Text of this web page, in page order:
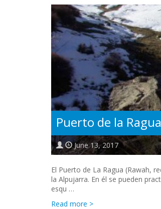
Puerto de la Ragua
June 13, 2017
El Puerto de La Ragua (Rawah,
la Alpujarra. En él se pueden
esqu …
Read more >